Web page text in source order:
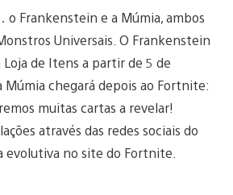
Frankenstein e a Múmia, ambos
Universais. O Frankenstein
de Itens a partir de 5 de
Múmia chegará depois ao Fortnite:
muitas cartas a revelar!
através das redes sociais do
evolutiva no site do Fortnite.